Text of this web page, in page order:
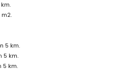
gegen Aufpreis
für Ihren Urlaub in Jávea,
(Paseo Marítimo) (innerhalb von 5
5 km.
5 km.
5 km.